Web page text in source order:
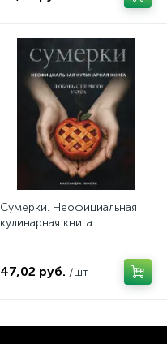
Сумерки. Неофициальная
кулинарная книга
47,02 руб. /шт